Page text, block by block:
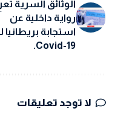
الوثائق السرية
رواية داخلية عن
استجابة بريطانيا لـ
Covid-19.
لا توجد تعليقات